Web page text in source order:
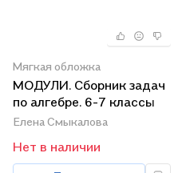
Мягкая обложка
МОДУЛИ. Сборник задач
по алгебре. 6-7 классы
Елена Смыкалова
Нет в наличии